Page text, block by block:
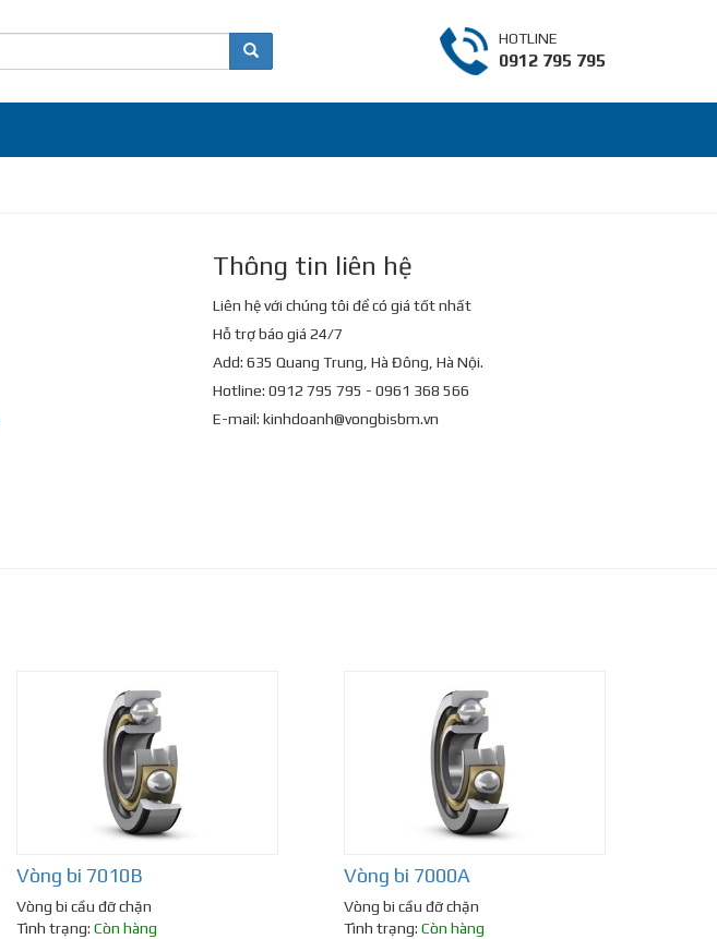
HOTLINE
0912 795 795
Thông tin liên hệ
Liên hệ với chúng tôi để có giá tốt nhất
Hỗ trợ báo giá 24/7
Add: 635 Quang Trung, Hà Đông, Hà Nội.
Hotline: 0912 795 795 - 0961 368 566
E-mail: kinhdoanh@vongbisbm.vn
Vòng bi 7010B
Vòng bi cầu đỡ chặn
Tình trạng: Còn hàng
Vòng bi 7000A
Vòng bi cầu đỡ chặn
Tình trạng: Còn hàng